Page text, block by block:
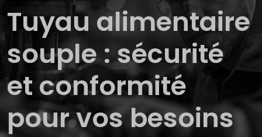
Tuyau alimentaire
souple : sécurité
et conformité
pour vos besoins